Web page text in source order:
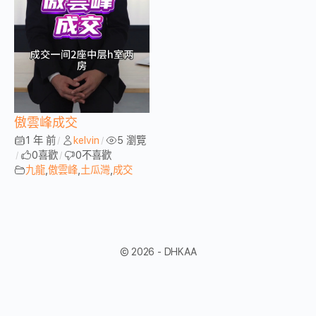
傲雲峰成交
1 年 前 / kelvin / 5 瀏覽
/ 0喜歡 / 0不喜歡
九龍 傲雲峰 土瓜灣 成交
© 2026 - DHKAA